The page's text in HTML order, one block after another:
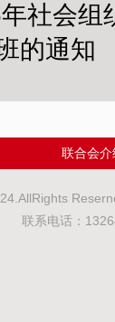
社会组
的通知
联合会介
联系电话：